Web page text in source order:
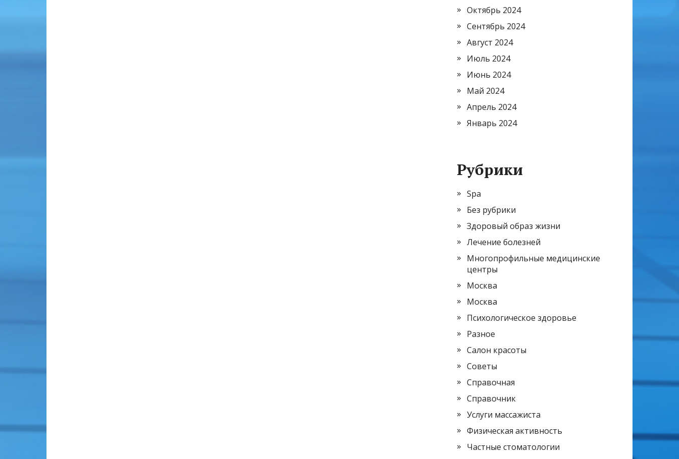
Октябрь 2024
Сентябрь 2024
Август 2024
Июль 2024
Июнь 2024
Май 2024
Апрель 2024
Январь 2024
Рубрики
Spa
Без рубрики
Здоровый образ жизни
Лечение болезней
Многопрофильные медицинские
центры
Москва
Москва
Психологическое здоровье
Разное
Салон красоты
Советы
Справочная
Справочник
Услуги массажиста
Физическая активность
Частные стоматологии